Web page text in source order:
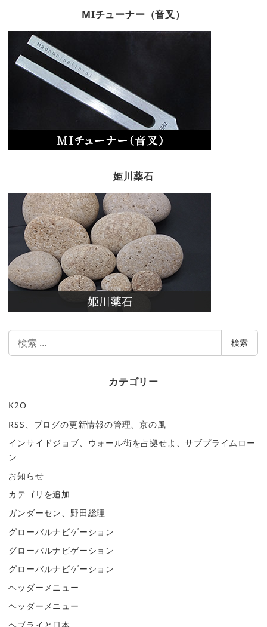
MIチューナー（音叉）
姫川薬石
検
検索
カテゴリー
K2O
RSS、ブログの更新情報の管理、京の風
インサイドジョブ、ウォール街を占拠せよ、サブプライムロー
ン
お知らせ
カテゴリを追加
ガンダーセン、野田総理
グローバルナビゲーション
グローバルナビゲーション
グローバルナビゲーション
ヘッダーメニュー
ヘッダーメニュー
ヘブライと日本